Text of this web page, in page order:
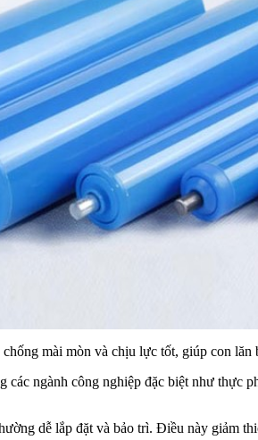
mài mòn và chịu lực tốt, giúp con
ngành công nghiệp đặc biệt như thực
dễ lắp đặt và bảo trì. Điều này giảm